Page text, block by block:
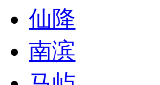
仙降
南滨